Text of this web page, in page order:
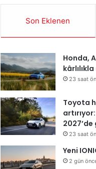
Son Eklenen
Honda,
23 saat
Toyota
23 saat
Yeni
2 gün